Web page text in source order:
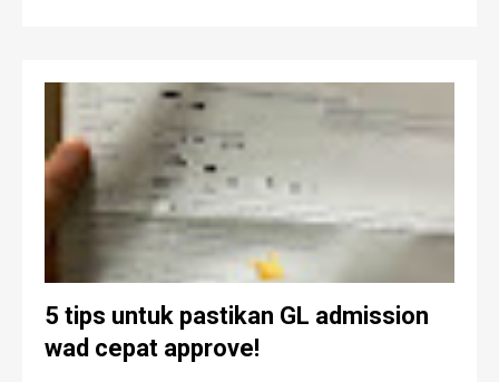
5 tips untuk pastikan GL admission
wad cepat approve!